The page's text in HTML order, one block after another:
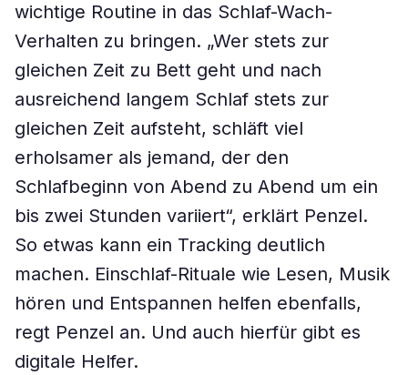
wichtige Routine in das Schlaf-Wach-
Verhalten zu bringen. „Wer stets zur
gleichen Zeit zu Bett geht und nach
ausreichend langem Schlaf stets zur
gleichen Zeit aufsteht, schläft viel
erholsamer als jemand, der den
Schlafbeginn von Abend zu Abend um ein
bis zwei Stunden variiert“, erklärt Penzel.
So etwas kann ein Tracking deutlich
machen. Einschlaf-Rituale wie Lesen, Musik
hören und Entspannen helfen ebenfalls,
regt Penzel an. Und auch hierfür gibt es
digitale Helfer.